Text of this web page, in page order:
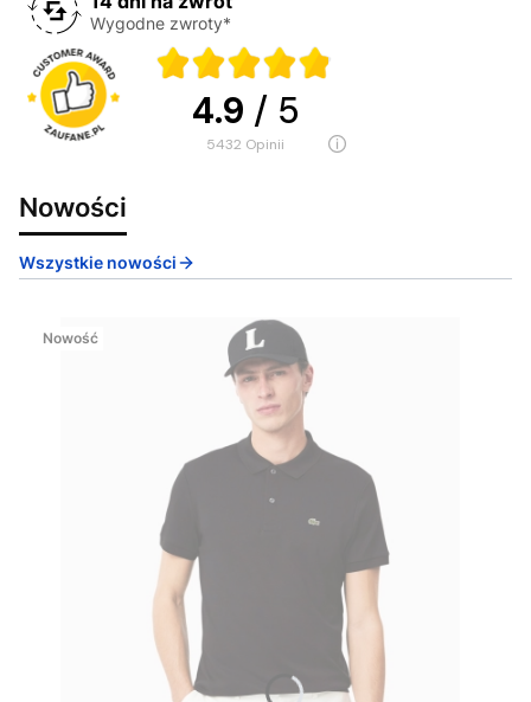
Wygodne zwroty*
4.9 / 5
5432 opinii
Nowości
Wszystkie nowości
Nowość